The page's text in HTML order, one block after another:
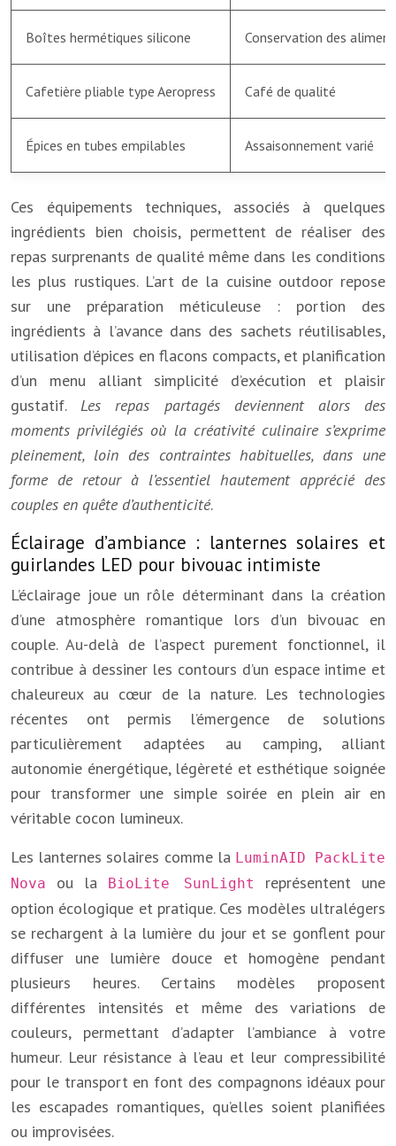
Boîtes hermétiques silicone Conservation des
Cafetière pliable type Aeropress Café de qualité
Épices en tubes empilables Assaisonnement varié
Ces équipements techniques, associés à quelques
ingrédients bien choisis, permettent de réaliser des
repas surprenants de qualité même dans les conditions
les plus rustiques. L’art de la cuisine outdoor repose
sur une préparation méticuleuse : portion des
ingrédients à l’avance dans des sachets réutilisables,
utilisation d’épices en flacons compacts, et planification
d’un menu alliant simplicité d’exécution et plaisir
gustatif.Les repas partagés deviennent alors des
moments privilégiés où la créativité culinaire s’exprime
pleinement, loin des contraintes habituelles, dans une
forme de retour à l’essentiel hautement apprécié des
couples en quête d’authenticité.
Éclairage d’ambiance : lanternes solaires et
guirlandes LED pour bivouac intimiste
L’éclairage joue un rôle déterminant dans la création
d’une atmosphère romantique lors d’un bivouac en
couple. Au-delà de l’aspect purement fonctionnel, il
contribue à dessiner les contours d’un espace intime et
chaleureux au cœur de la nature. Les technologies
récentes ont permis l’émergence de solutions
particulièrement adaptées au camping, alliant
autonomie énergétique, légèreté et esthétique soignée
pour transformer une simple soirée en plein air en
véritable cocon lumineux.
Les lanternes solaires comme la LuminAID PackLite
Nova
ou la BioLite SunLight
représentent une
option écologique et pratique. Ces modèles ultralégers
se rechargent à la lumière du jour et se gonflent pour
diffuser une lumière douce et homogène pendant
plusieurs heures. Certains modèles proposent
différentes intensités et même des variations de
couleurs, permettant d’adapter l’ambiance à votre
humeur. Leur résistance à l’eau et leur compressibilité
pour le transport en font des compagnons idéaux pour
les escapades romantiques, qu’elles soient planifiées
ou improvisées.